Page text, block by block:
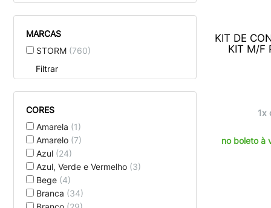
Computadores
Redes e Internet
Fibra Optica
Instrumentos Musicais
Partes e Acessórios
Materiais Elétricos
Utilidades
Instrumento medidores
Acessorios
Chaves Interruptoras
Componentes Eletronicos
Som Profissional
Cabos e Fios
Microfones
MARCAS
STORM (760)
Filtrar
CORES
Amarela (1)
Amarelo (7)
Azul (24)
Azul, Verde e Vermelho (3)
Bege (4)
Branca (34)
KIT DE
KIT M/F
1x
no boleto à